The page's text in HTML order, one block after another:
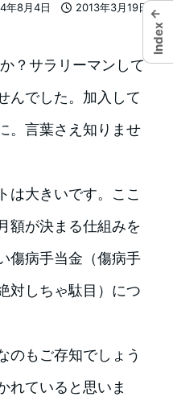
年8月4日
2013年3月19日
？サラリーマンして
んでした。加入して
。言葉さえ知りませ
は大きいです。ここ
額が決まる仕組みを
傷病手当金（傷病手
対しちゃ駄目）につ
のもご存知でしょう
れていると思いま
←
Index